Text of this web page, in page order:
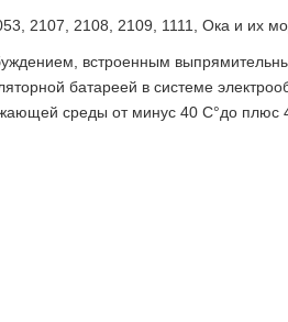
2107, 2108, 2109, 1111, Ока и их
встроенным
батареей в системе
среды от минус 40 C°до плюс